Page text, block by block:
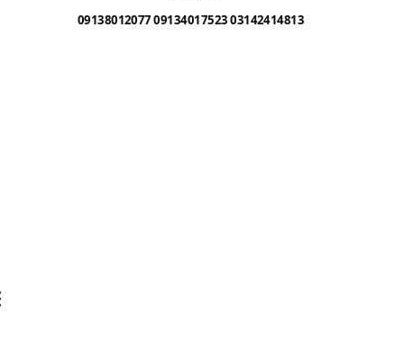
03142414813 09134017523 09138012077